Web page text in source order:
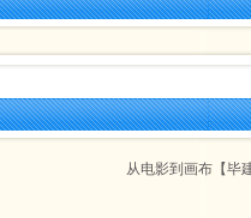
从电影到画布【毕